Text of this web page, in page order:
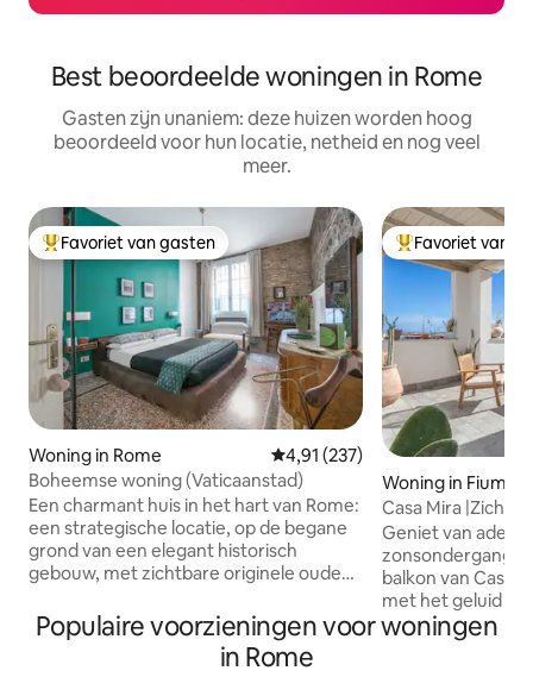
Best beoordeelde woningen in Rome
Gasten zijn unaniem: deze huizen worden hoog
beoordeeld voor hun locatie, netheid en nog veel
meer.
Topfavoriet van gasten
Favoriet van gasten
Woning in Rome Gemiddelde beoordeling van
4,91 (237)
Boheemse woning (Vaticaanstad)
Een charmant huis in het hart van Rome:
een strategische locatie, op de begane
grond van een elegant historisch
gebouw, met zichtbare originele oude
creëren. Een vintage, authentieke,
gezellige, kleurrijke en warme sfeer! Op
korte loopafstand van de Vaticaanse
Topfavoriet van
Favoriet van
Woning in
Casa Mira |Zicht
FCO 20 minuten
Geniet van
balkon van Casa
met het geluid
van de zee!
Luchthaven
Populaire voorzieningen voor woningen
in Rome